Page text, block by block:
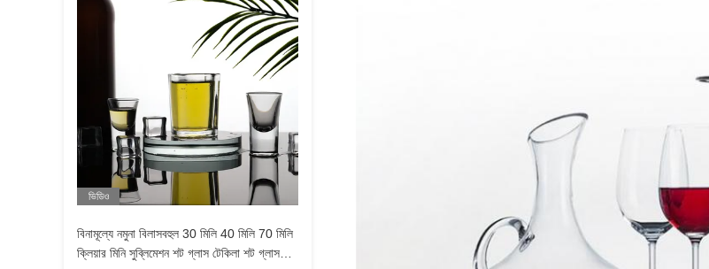
ভিডিও
বিনামূল্যে নমুনা বিলাসবহুল 30 মিলি 40 মিলি 70 মিলি
ক্লিয়ার মিনি সুব্লিমেশন শট গ্লাস টেকিলা শট গ্লাস